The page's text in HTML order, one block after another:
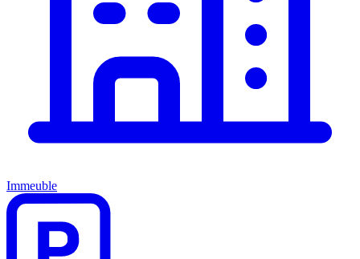
Immeuble